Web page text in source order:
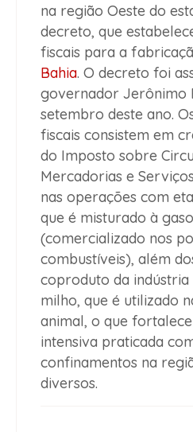
na região Oeste do
decreto, que
fiscais para a
Bahia. O decreto foi
governador Jerônimo
setembro deste ano.
fiscais consistem em
do Imposto sobre
Mercadorias e
nas operações com
que é misturado à
(comercializado nos
combustíveis), além
coproduto da indústria
milho, que é utilizado
animal, o que
intensiva praticada
confinamentos na
diversos.